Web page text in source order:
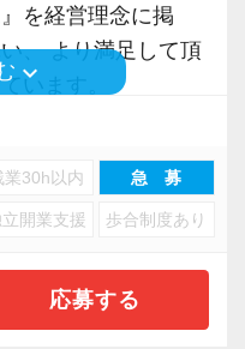
者が多数在籍して
からないことは聞
します。
(条件あり)、今後は
を増やし、プライ
活を応援します。
ありますが、その
を経営理念に掲
、 より満足して頂
います。
り一層のサービス
keyboard_arrow_down
業30h以内 急 募
立開業支援 歩合制度あり
応募する